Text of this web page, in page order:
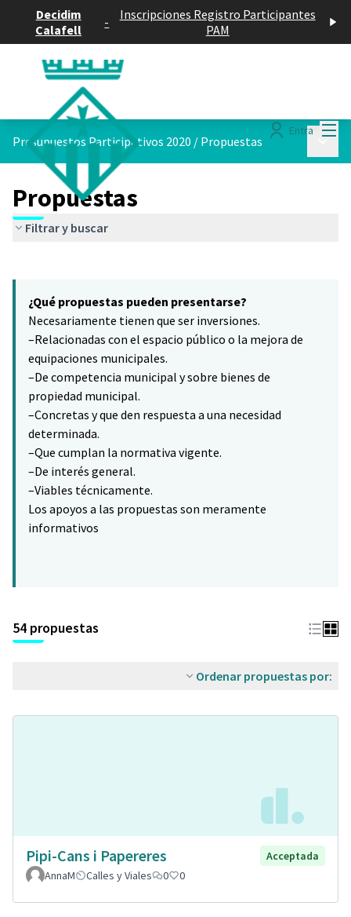
Decidim
Calafell
-
Inscripciones Registro Participantes
PAM
Entra
Presupuestos Participativos 2020 / Propuestas
Propuestas
Filtrar y buscar
−
¿Qué propuestas pueden presentarse?
Necesariamente tienen que ser inversiones.
–Relacionadas con el espacio público o la mejora de
equipaciones municipales.
–De competencia municipal y sobre bienes de
propiedad municipal.
–Concretas y que den respuesta a una necesidad
determinada.
–Que cumplan la normativa vigente.
–De interés general.
–Viables técnicamente.
Los apoyos a las propuestas son meramente
informativos
54 propuestas
Ordenar propuestas por:
Pipi-Cans i Papereres
Acceptada
AnnaM
Calles y Viales 0 0